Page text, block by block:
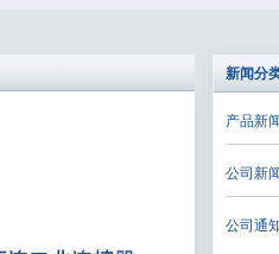
新闻分
产品新
公司新
公司通